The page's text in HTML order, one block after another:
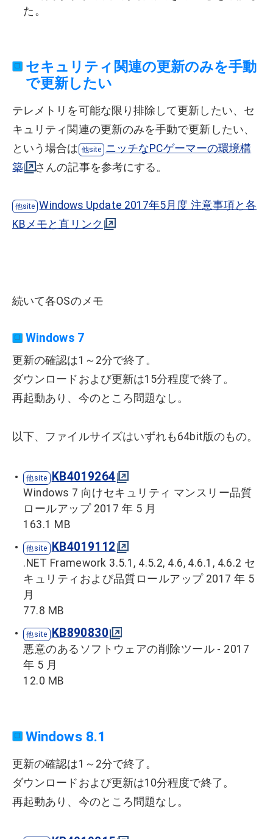
た。
セキュリティ関連の更新のみを手動
で更新したい
テレメトリを可能な限り排除して更新したい、セ
キュリティ関連の更新のみを手動で更新したい、
という場合は
ニッチなPCゲーマーの環境構
築
さんの記事を参考にする。
Windows Update 2017年5月度 注意事項と各
KBメモと直リンク
続いて各OSのメモ
Windows 7
更新の確認は1～2分で終了。
ダウンロードおよび更新は15分程度で終了。
再起動あり、今のところ問題なし。
以下、ファイルサイズはいずれも64bit版のもの。
KB4019264
Windows 7 向けセキュリティ マンスリー品質
ロールアップ 2017 年 5 月
163.1 MB
KB4019112
.NET Framework 3.5.1, 4.5.2, 4.6, 4.6.1, 4.6.2 セ
キュリティおよび品質ロールアップ 2017 年 5
月
77.8 MB
KB890830
悪意のあるソフトウェアの削除ツール - 2017
年 5 月
12.0 MB
Windows 8.1
更新の確認は1～2分で終了。
ダウンロードおよび更新は10分程度で終了。
再起動あり、今のところ問題なし。